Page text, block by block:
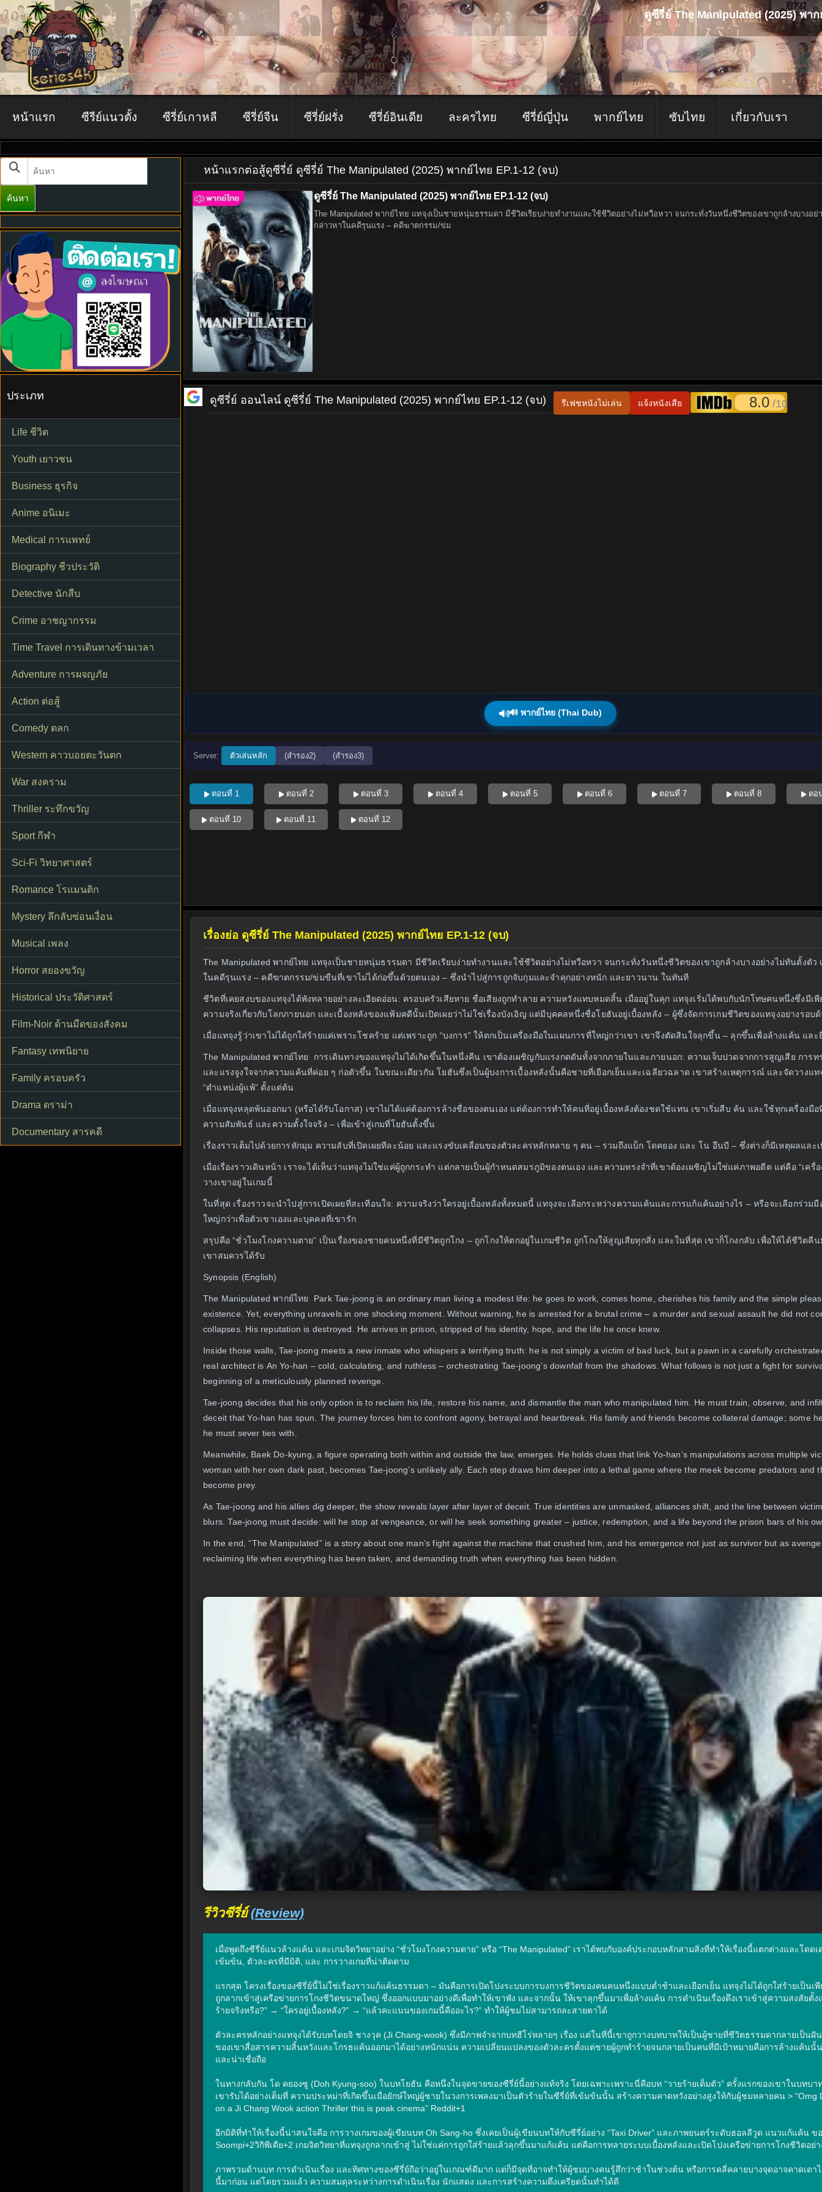
ดูซีรี่ย์ The Manipulated (2025) พาก
หน้าแรก ซีรีย์แนวตั้ง ซีรี่ย์เกาหลี ซีรี่ย์จีน ซีรี่ย์ฝรั่ง ซีรี่ย์อินเดีย ละครไทย ซีรี่ย์ญี่ปุ่น พากย์ไทย ซับไทย เกี่ยวกับเรา
ค้นหา
ประเภท
Life ชีวิต
Youth เยาวชน
Business ธุรกิจ
Anime อนิเมะ
Medical การแพทย์
Biography ชีวประวัติ
Detective นักสืบ
Crime อาชญากรรม
Time Travel การเดินทางข้ามเวลา
Adventure การผจญภัย
Action ต่อสู้
Comedy ตลก
Western คาวบอยตะวันตก
War สงคราม
Thriller ระทึกขวัญ
Sport กีฬา
Sci-Fi วิทยาศาสตร์
Romance โรแมนติก
Mystery ลึกลับซ่อนเงื่อน
Musical เพลง
Horror สยองขวัญ
Historical ประวัติศาสตร์
Film-Noir ด้านมืดของสังคม
Fantasy เทพนิยาย
Family ครอบครัว
Drama ดราม่า
Documentary สารคดี
หน้าแรกต่อสู้ดูซีรี่ย์ ดูซีรี่ย์ The Manipulated (2025) พากย์ไทย EP.1-12 (จบ)
ดูซีรี่ย์ The Manipulated (2025) พากย์ไทย EP.1-12 (จบ)
The Manipulated พากย์ไทย แทจุงเป็นชายหนุ่มธรรมดา มีชีวิตเรียบง่ายทำงานและใช้ชีวิตอย่างไม่หวือหวา จนกระทั่งวันหนึ่งชีวิตของเขาถูกล้างบางอย่
กล่าวหาในคดีรุนแรง – คดีฆาตกรรม/ข่ม
ดูซีรี่ย์ ออนไลน์ ดูซีรี่ย์ The Manipulated (2025) พากย์ไทย EP.1-12 (จบ) รีเฟชหนังไม่เล่น แจ้งหนังเสีย 8.0 /10
🔊 พากย์ไทย (Thai Dub)
Server: ตัวเล่นหลัก (สำรอง2) (สำรอง3)
ตอนที่ 1 ตอนที่ 2 ตอนที่ 3 ตอนที่ 4 ตอนที่ 5 ตอนที่ 6 ตอนที่ 7 ตอนที่ 8 ตอ
ตอนที่ 10 ตอนที่ 11 ตอนที่ 12
เรื่องย่อ ดูซีรี่ย์ The Manipulated (2025) พากย์ไทย EP.1-12 (จบ)
The Manipulated พากย์ไทย แทจุงเป็นชายหนุ่มธรรมดา มีชีวิตเรียบง่ายทำงานและใช้ชีวิตอย่างไม่หวือหวา จนกระทั่งวันหนึ่งชีวิตของเขาถูกล้างบางอย่างไม่ทันตั้งตัว
ในคดีรุนแรง – คดีฆาตกรรม/ข่มขืนที่เขาไม่ได้ก่อขึ้นด้วยตนเอง – ซึ่งนำไปสู่การถูกจับกุมและจำคุกอย่างหนัก และยาวนาน ในทันที
ชีวิตที่เคยสงบของแทจุงได้พังทลายอย่างละเอียดอ่อน: ครอบครัวเสียหาย ชื่อเสียงถูกทำลาย ความหวังแทบหมดสิ้น เมื่ออยู่ในคุก แทจุงเริ่มได้พบกับนักโทษคนหนึ่งซึ่งมีเพี
ความจริงเกี่ยวกับโลกภายนอก และเบื้องหลังของแฟ้มคดีนั้นเปิดเผยว่าไม่ใช่เรื่องบังเอิญ แต่มีบุคคลหนึ่งชื่อโยฮันอยู่เบื้องหลัง – ผู้ซึ่งจัดการเกมชีวิตของแทจุงอย่างรอบ
เมื่อแทจุงรู้ว่าเขาไม่ได้ถูกใส่ร้ายแค่เพราะโชคร้าย แต่เพราะถูก “บงการ” ให้ตกเป็นเครื่องมือในแผนการที่ใหญ่กว่าเขา เขาจึงตัดสินใจลุกขึ้น – ลุกขึ้นเพื่อล้างแค้น แล
The Manipulated พากย์ไทย การเดินทางของแทจุงไม่ได้เกิดขึ้นในหนึ่งคืน เขาต้องเผชิญกับแรงกดดันทั้งจากภายในและภายนอก: ความเจ็บปวดจากการสูญเสีย การ
และแรงจูงใจจากความแค้นที่ค่อย ๆ ก่อตัวขึ้น ในขณะเดียวกัน โยฮันซึ่งเป็นผู้บงการเบื้องหลังนั้นคือชายที่เยือกเย็นและเฉลียวฉลาด เขาสร้างเหตุการณ์ และจัดวางแท
“ตำแหน่งผู้แพ้” ตั้งแต่ต้น
เมื่อแทจุงหลุดพ้นออกมา (หรือได้รับโอกาส) เขาไม่ได้แค่ต้องการล้างชื่อของตนเอง แต่ต้องการทำให้คนที่อยู่เบื้องหลังต้องชดใช้แทน เขาเริ่มสืบ ค้น และใช้ทุกเครื่องมื
ความสัมพันธ์ และความตั้งใจจริง – เพื่อเข้าสู่เกมที่โยฮันตั้งขึ้น
เรื่องราวเต็มไปด้วยการหักมุม ความลับที่เปิดเผยทีละน้อย และแรงขับเคลื่อนของตัวละครหลักหลาย ๆ คน – รวมถึงแบ็ก โดคยอง และ โน อึนบี – ซึ่งต่างก็มีเหตุผลและเ
เมื่อเรื่องราวเดินหน้า เราจะได้เห็นว่าแทจุงไม่ใช่แค่ผู้ถูกกระทำ แต่กลายเป็นผู้กำหนดสมรภูมิของตนเอง และความทรงจำที่เขาต้องเผชิญไม่ใช่แค่ภาพอดีต แต่คือ “เครื่
วางเขาอยู่ในเกมนี้
ในที่สุด เรื่องราวจะนำไปสู่การเปิดเผยที่สะเทือนใจ: ความจริงว่าใครอยู่เบื้องหลังทั้งหมดนี้ แทจุงจะเลือกระหว่างความแค้นและการแก้แค้นอย่างไร – หรือจะเลือกร่วม
ใหญ่กว่าเพื่อตัวเขาเองและบุคคลที่เขารัก
สรุปคือ “ชั่วโมงโกงความตาย” เป็นเรื่องของชายคนหนึ่งที่มีชีวิตถูกโกง – ถูกโกงให้ตกอยู่ในเกมชีวิต ถูกโกงให้สูญเสียทุกสิ่ง และในที่สุด เขาก็โกงกลับ เพื่อให้ได้ชีวิตคื
เขาสมควรได้รับ
Synopsis (English)
The Manipulated พากย์ไทย Park Tae-joong is an ordinary man living a modest life: he goes to work, comes home, cherishes his family and the simple
existence. Yet, everything unravels in one shocking moment. Without warning, he is arrested for a brutal crime – a murder and sexual assault he did not
collapses. His reputation is destroyed. He arrives in prison, stripped of his identity, hope, and the life he once knew.
Inside those walls, Tae-joong meets a new inmate who whispers a terrifying truth: he is not simply a victim of bad luck, but a pawn in a carefully
real architect is An Yo-han – cold, calculating, and ruthless – orchestrating Tae-joong’s downfall from the shadows. What follows is not just a fight for
beginning of a meticulously planned revenge.
Tae-joong decides that his only option is to reclaim his life, restore his name, and dismantle the man who manipulated him. He must train, observe, and
deceit that Yo-han has spun. The journey forces him to confront agony, betrayal and heartbreak. His family and friends become collateral damage; some
he must sever ties with.
Meanwhile, Baek Do-kyung, a figure operating both within and outside the law, emerges. He holds clues that link Yo-han’s manipulations across multiple
woman with her own dark past, becomes Tae-joong’s unlikely ally. Each step draws him deeper into a lethal game where the meek become predators and
become prey.
As Tae-joong and his allies dig deeper, the show reveals layer after layer of deceit. True identities are unmasked, alliances shift, and the line between
blurs. Tae-joong must decide: will he stop at vengeance, or will he seek something greater – justice, redemption, and a life beyond the prison bars of his
In the end, “The Manipulated” is a story about one man’s fight against the machine that crushed him, and his emergence not just as survivor but as
reclaiming life when everything has been taken, and demanding truth when everything has been hidden.
รีวิวซีรี่ย์(Review)
เมื่อพูดถึงซีรี่ย์แนวล้างแค้น และเกมจิตวิทยาอย่าง “ชั่วโมงโกงความตาย” หรือ “The Manipulated” เราได้พบกับองค์ประกอบหลักสามสิ่งที่ทำให้เรื่องนี้แตกต่างและโดดเ
เข้มข้น, ตัวละครที่มีมิติ, และ การวางเกมที่น่าติดตาม
แรกสุด โครงเรื่องของซีรี่ย์นี้ไม่ใช่เรื่องราวแก้แค้นธรรมดา – มันคือการเปิดโปงระบบการบงการชีวิตของคนคนหนึ่งแบบต่ำช้าและเยือกเย็น แทจุงไม่ได้ถูกใส่ร้ายเป็นเ
ถูกลากเข้าสู่เครือข่ายการโกงชีวิตขนาดใหญ่ ซึ่งออกแบบมาอย่างดีเพื่อทำให้เขาพัง และจากนั้น ให้เขาลุกขึ้นมาเพื่อล้างแค้น การดำเนินเรื่องดึงเราเข้าสู่ความสงสัยตั้ง
ร้ายจริงหรือ?” → “ใครอยู่เบื้องหลัง?” → “แล้วคะแนนของเกมนี้คืออะไร?” ทำให้ผู้ชมไม่สามารถละสายตาได้
ตัวละครหลักอย่างแทจุงได้รับบทโดยจิ ชางวุค (Ji Chang-wook) ซึ่งมีภาพจำจากบทฮีโร่หลายๆ เรื่อง แต่ในที่นี้เขาถูกวางบทบาทให้เป็นผู้ชายที่ชีวิตธรรมดากลายเป็นฝั
ของเขาสื่อสารความสิ้นหวังและโกรธแค้นออกมาได้อย่างหนักแน่น ความเปลี่ยนแปลงของตัวละครตั้งแต่ชายผู้ถูกทำร้ายจนกลายเป็นคนที่มีเป้าหมายคือการล้างแค้นนั้
และน่าเชื่อถือ
ในทางกลับกัน โด คยองซู (Doh Kyung-soo) ในบทโยฮัน คือหนึ่งในจุดขายของซีรี่ย์นี้อย่างแท้จริง โดยเฉพาะเพราะนี่คือบท “วายร้ายเต็มตัว” ครั้งแรกของเขาในบทบา
เขารับได้อย่างเต็มที่ ความประหม่าที่เกิดขึ้นเมื่อยักษ์ใหญ่ผู้ชายในวงการเพลงมาเป็นตัวร้ายในซีรี่ย์ที่เข้มข้นนั้น สร้างความคาดหวังอย่างสูงให้กับผู้ชมหลายคน > “Omg
on a Ji Chang Wook action Thriller this is peak cinema” Reddit+1
อีกมิติที่ทำให้เรื่องนี้น่าสนใจคือ การวางเกมของผู้เขียนบท Oh Sang‑ho ซึ่งเคยเป็นผู้เขียนบทให้กับซีรี่ย์อย่าง “Taxi Driver” และภาพยนตร์ระดับฮอลลีวูด แนวแก้แค้น ข
Soompi+2วิกิพีเดีย+2 เกมจิตวิทยาที่แทจุงถูกลากเข้าสู่ ไม่ใช่แค่การถูกใส่ร้ายแล้วลุกขึ้นมาแก้แค้น แต่คือการทลายระบบเบื้องหลังและเปิดโปงเครือข่ายการโกงชีวิตอย่
ภาพรวมด้านบท การดำเนินเรื่อง และทิศทางของซีรี่ย์ถือว่าอยู่ในเกณฑ์ดีมาก แต่ก็มีจุดที่อาจทำให้ผู้ชมบางคนรู้สึกว่าช้าในช่วงต้น หรือการคลี่คลายบางจุดอาจคาดเดา
นี้มาก่อน แต่โดยรวมแล้ว ความสมดุลระหว่างการดำเนินเรื่อง นักแสดง และการสร้างความตึงเครียดนั้นทำได้ดี